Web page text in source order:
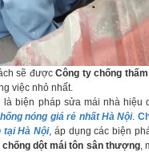
sẽ đượcCông ty chống
việc nhỏ nhất.
là biện pháp sửa mái nhà
nóng giá rẻ nhất Hà Nội.
tại Hà Nội, áp dụng các biện
chống dột mái tôn sân thượng,